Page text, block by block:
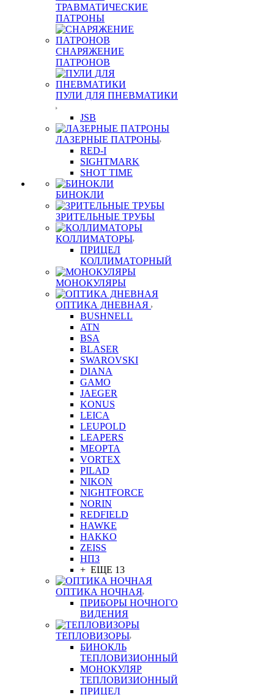
ТРАВМАТИЧЕСКИЕ
ПАТРОНЫ
СНАРЯЖЕНИЕ
ПАТРОНОВ
ПУЛИ ДЛЯ ПНЕВМАТИКИ
JSB
ЛАЗЕРНЫЕ ПАТРОНЫ
RED-I
SIGHTMARK
SHOT TIME
БИНОКЛИ
ЗРИТЕЛЬНЫЕ ТРУБЫ
КОЛЛИМАТОРЫ
ПРИЦЕЛ
КОЛЛИМАТОРНЫЙ
МОНОКУЛЯРЫ
ОПТИКА ДНЕВНАЯ
BUSHNELL
ATN
BSA
BLASER
SWAROVSKI
DIANA
GAMO
JAEGER
KONUS
LEICA
LEUPOLD
LEAPERS
MEOPTA
VORTEX
PILAD
NIKON
NIGHTFORCE
NORIN
REDFIELD
HAWKE
HAKKO
ZEISS
НПЗ
+ ЕЩЕ 13
ОПТИКА НОЧНАЯ
ПРИБОРЫ НОЧНОГО
ВИДЕНИЯ
ТЕПЛОВИЗОРЫ
БИНОКЛЬ
ТЕПЛОВИЗИОННЫЙ
МОНОКУЛЯР
ТЕПЛОВИЗИОННЫЙ
ПРИЦЕЛ